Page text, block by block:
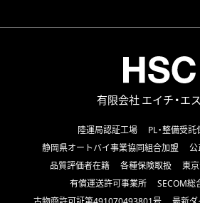
有限会社 エイチ・エ
陸運局認証工場
PL・整備受
静岡県オートバイ事業協同組合加盟
公
品質評価者在籍
各種保険取扱
東
有償運送許可事業所
SECOM総